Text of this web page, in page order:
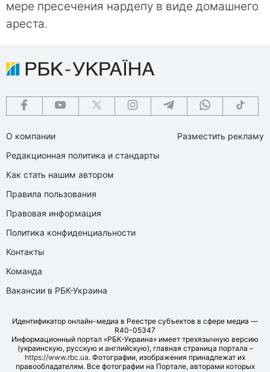
мере пресечения нардепу в виде домашнего
ареста.
О компании
Редакционная политика и стандарты
Как стать нашим автором
Правила пользования
Правовая информация
Политика конфиденциальности
Контакты
Команда
Вакансии в РБК-Украина
Разместить рекламу
Идентификатор онлайн-медиа в Реестре субъектов в сфере медиа —
R40-05347
Информационный портал «РБК-Украина» имеет трехязычную версию
(украинскую, русскую и английскую), главная страница портала –
https://www.rbc.ua. Фотографии, изображения принадлежат их
правообладателям. Все фотографии на Портале, авторами которых